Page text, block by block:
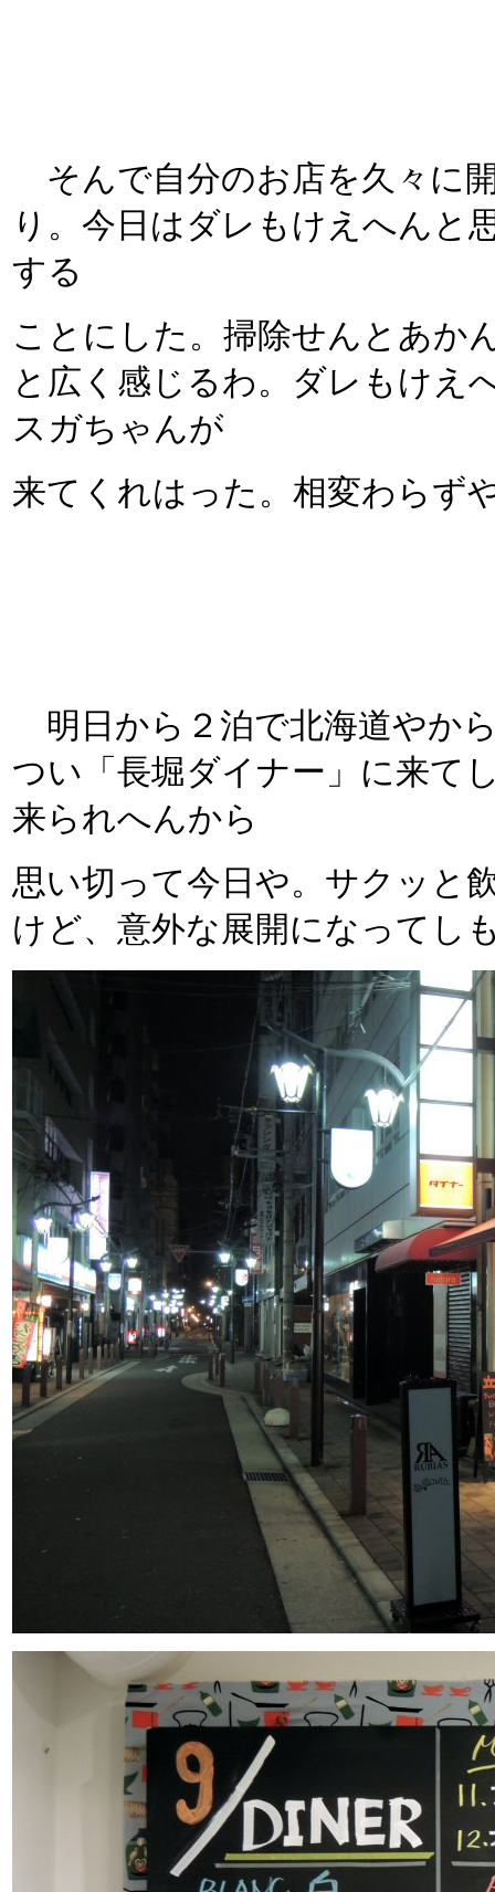
そんで自分のお店を久々に
り。今日はダレもけえへんと
する
ことにした。掃除せんとあか
と広く感じるわ。ダレもけえ
スガちゃんが
来てくれはった。相変わらず
明日から２泊で北海道やか
つい「長堀ダイナー」に来
来られへんから
思い切って今日や。サクッと
けど、意外な展開になってし